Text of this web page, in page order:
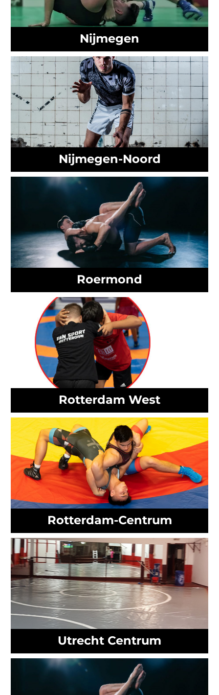
Nijmegen
Nijmegen-Noord
Roermond
Rotterdam West
Rotterdam-Centrum
Utrecht Centrum